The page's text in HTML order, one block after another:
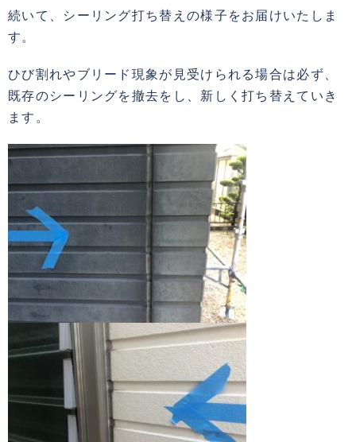
続いて、シーリング打ち替えの様子をお届けいたしま
す。
ひび割れやブリード現象が見受けられる場合は必ず、
既存のシーリングを撤去をし、新しく打ち替えていき
ます。